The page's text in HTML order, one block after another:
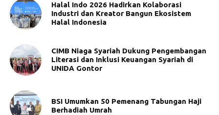
Halal Indo 2026 Hadirkan Kolaborasi
Industri dan Kreator Bangun Ekosistem
Halal Indonesia
CIMB Niaga Syariah Dukung Pengembangan
Literasi dan Inklusi Keuangan Syariah di
UNIDA Gontor
BSI Umumkan 50 Pemenang Tabungan Haji
Berhadiah Umrah